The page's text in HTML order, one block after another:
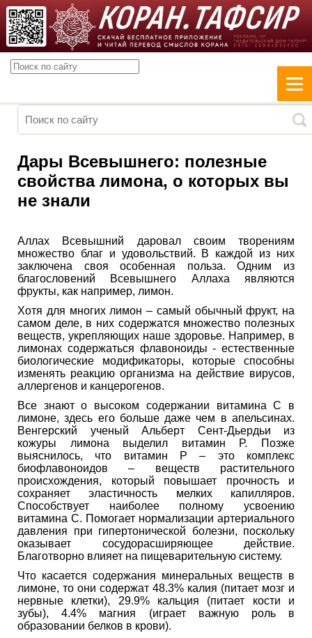
Дары Всевышнего: полезные
свойства лимона, о которых вы
не знали
Аллах Всевышний даровал своим творениям
множество благ и удовольствий. В каждой из них
заключена своя особенная польза. Одним из
благословений Всевышнего Аллаха являются
фрукты, как например, лимон.
Хотя для многих лимон – самый обычный фрукт, на
самом деле, в них содержатся множество полезных
веществ, укрепляющих наше здоровье. Например, в
лимонах содержаться флавоноиды - естественные
биологические модификаторы, которые способны
изменять реакцию организма на действие вирусов,
аллергенов и канцерогенов.
Все знают о высоком содержании витамина С в
лимоне, здесь его больше даже чем в апельсинах.
Венгерский ученый Альберт Сент-Дьердьи из
кожуры лимона выделил витамин Р. Позже
выяснилось, что витамин Р – это комплекс
биофлавоноидов – веществ растительного
происхождения, который повышает прочность и
сохраняет эластичность мелких капилляров.
Способствует наиболее полному усвоению
витамина C. Помогает нормализации артериального
давления при гипертонической болезни, поскольку
оказывает сосудорасширяющее действие.
Благотворно влияет на пищеварительную систему.
Что касается содержания минеральных веществ в
лимоне, то они содержат 48.3% калия (питает мозг и
нервные клетки), 29.9% кальция (питает кости и
зубы), 4.4% магния (играет важную роль в
образовании белков в крови).